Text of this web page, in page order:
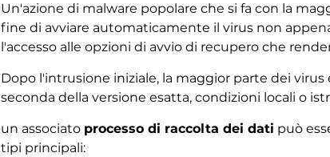
Un'azione di malware popolare che si fa con la
fine di avviare automaticamente il virus non
l'accesso alle opzioni di avvio di recupero che
Dopo l'intrusione iniziale, la maggior parte dei
seconda della versione esatta, condizioni locali o
un associato processo di raccolta dei dati può
tipi principali: